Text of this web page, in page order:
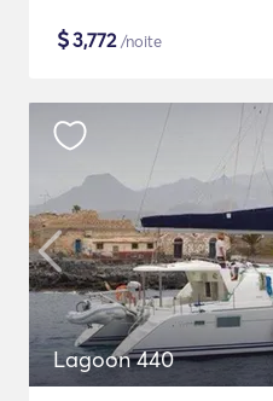
$3,772/noite
Lagoon 440